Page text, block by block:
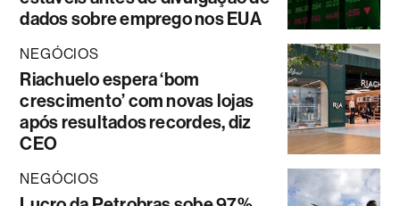
dados sobre emprego nos EUA
NEGÓCIOS
Riachuelo espera ‘bom
crescimento’ com novas lojas
após resultados recordes, diz
CEO
NEGÓCIOS